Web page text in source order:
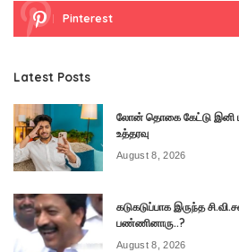
Pinterest
Latest Posts
லோன் தொகை கேட்டு இனி
உத்தரவு
August 8, 2026
கடுகடுப்பாக இருந்த
பண்ணினாரு..?
August 8, 2026